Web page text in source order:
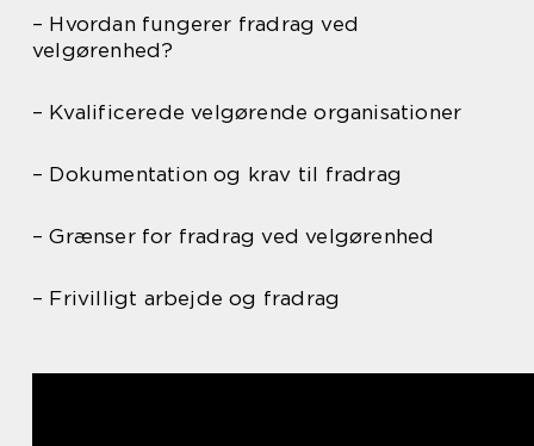
– Hvordan fungerer fradrag ved
velgørenhed?
– Kvalificerede velgørende organisationer
– Dokumentation og krav til fradrag
– Grænser for fradrag ved velgørenhed
– Frivilligt arbejde og fradrag